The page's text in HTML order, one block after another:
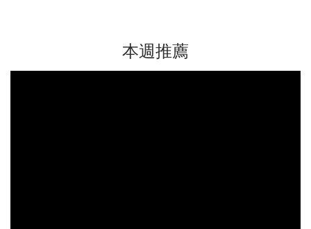
本週推薦